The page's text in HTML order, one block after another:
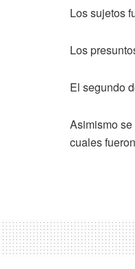
Los sujetos
Los
El segundo
Asimismo
cuales